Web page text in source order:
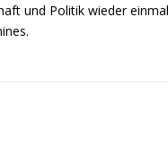
und Politik wieder